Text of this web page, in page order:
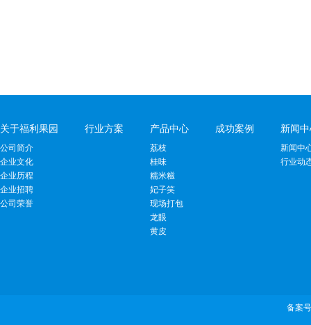
关于福利果园
公司简介
企业文化
企业历程
企业招聘
公司荣誉
行业方案 产品中心
荔枝
桂味
糯米糍
妃子笑
现场打包
龙眼
黄皮
成功案例 新闻
新闻中
行业动
备案